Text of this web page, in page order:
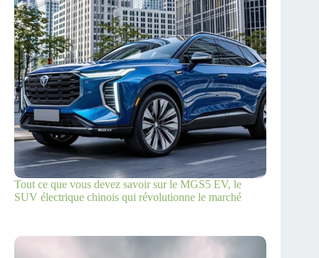
Tout ce que vous devez savoir sur le MGS5 EV, le
SUV électrique chinois qui révolutionne le marché